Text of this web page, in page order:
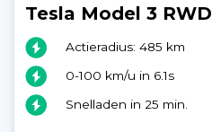
Tesla Model 3 RWD
Actieradius: 485 km
0-100 km/u in 6.1s
Snelladen in 25 min.